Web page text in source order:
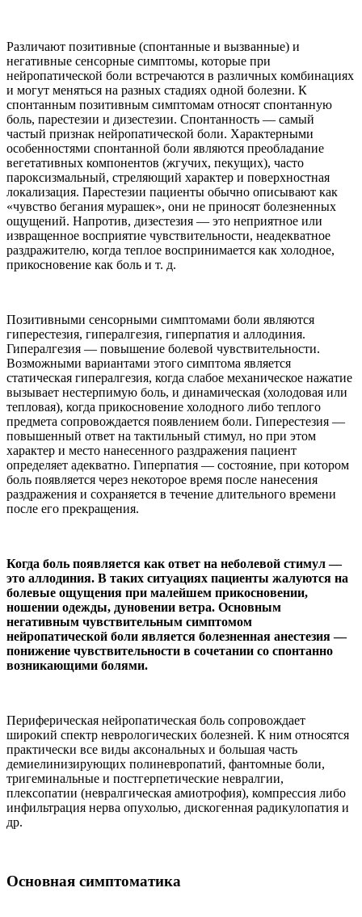
Различают позитивные (спонтанные и вызванные) и
негативные сенсорные симптомы, которые при
нейропатической боли встречаются в различных комбинациях
и могут меняться на разных стадиях одной болезни. К
спонтанным позитивным симптомам относят спонтанную
боль, парестезии и дизестезии. Спонтанность — самый
частый признак нейропатической боли. Характерными
особенностями спонтанной боли являются преобладание
вегетативных компонентов (жгучих, пекущих), часто
пароксизмальный, стреляющий характер и поверхностная
локализация. Парестезии пациенты обычно описывают как
«чувство бегания мурашек», они не приносят болезненных
ощущений. Напротив, дизестезия — это неприятное или
извращенное восприятие чувствительности, неадекватное
раздражителю, когда теплое воспринимается как холодное,
прикосновение как боль и т. д.
Позитивными сенсорными симптомами боли являются
гиперестезия, гипералгезия, гиперпатия и аллодиния.
Гипералгезия — повышение болевой чувствительности.
Возможными вариантами этого симптома является
статическая гипералгезия, когда слабое механическое нажатие
вызывает нестерпимую боль, и динамическая (холодовая или
тепловая), когда прикосновение холодного либо теплого
предмета сопровождается появлением боли. Гиперестезия —
повышенный ответ на тактильный стимул, но при этом
характер и место нанесенного раздражения пациент
определяет адекватно. Гиперпатия — состояние, при котором
боль появляется через некоторое время после нанесения
раздражения и сохраняется в течение длительного времени
после его прекращения.
Когда боль появляется как ответ на неболевой стимул —
это аллодиния. В таких ситуациях пациенты жалуются на
болевые ощущения при малейшем прикосновении,
ношении одежды, дуновении ветра. Основным
негативным чувствительным симптомом
нейропатической боли является болезненная анестезия —
понижение чувствительности в сочетании со спонтанно
возникающими болями.
Периферическая нейропатическая боль сопровождает
широкий спектр неврологических болезней. К ним относятся
практически все виды аксональных и большая часть
демиелинизирующих полиневропатий, фантомные боли,
тригеминальные и постгерпетические невралгии,
плексопатии (невралгическая амиотрофия), компрессия либо
инфильтрация нерва опухолью, дискогенная радикулопатия и
др.
Основная симптоматика